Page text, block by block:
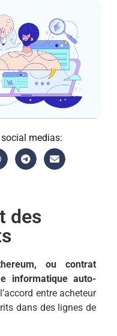
medias:
des
ou contrat
informatique auto-
entre acheteur
dans des lignes de